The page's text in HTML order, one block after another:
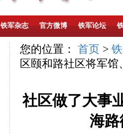
铁军杂志 官方微博 铁军论坛
您的位置： 首页 >
区颐和路社区将军
社区做了大事
海